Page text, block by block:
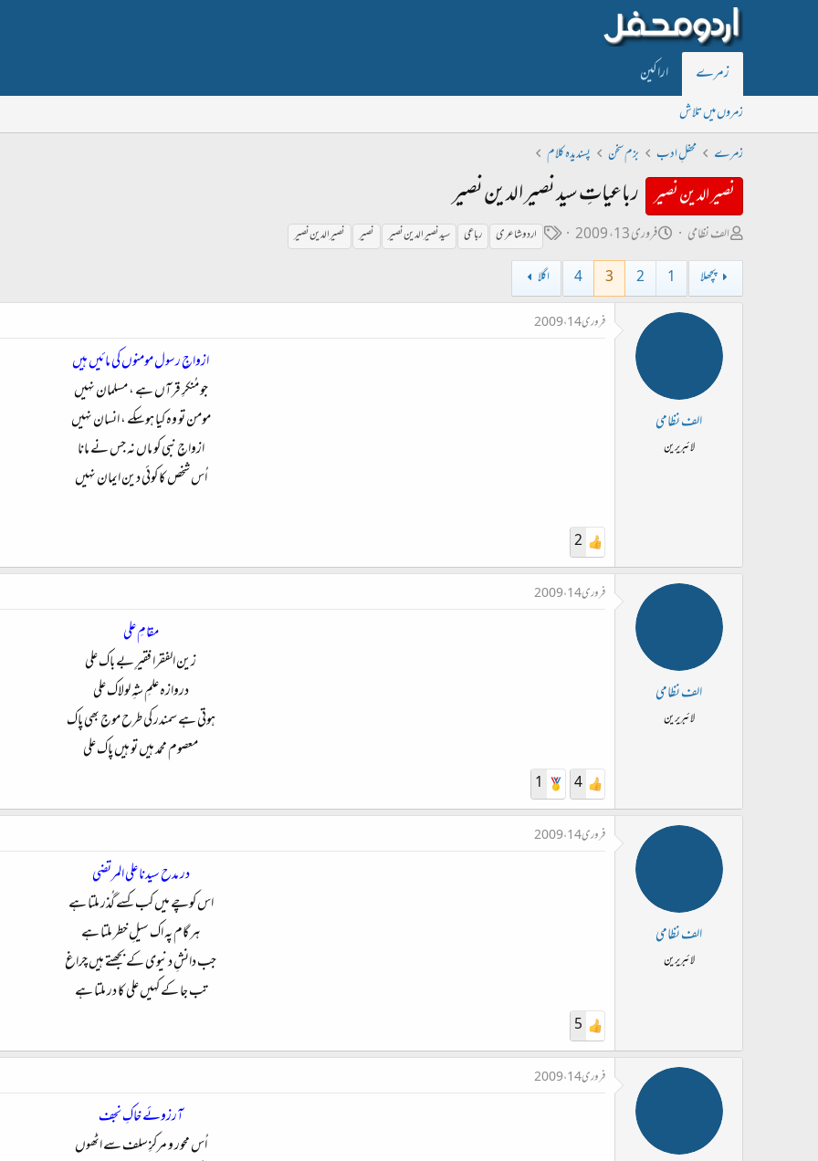
زمرے اراکین
زمروں میں تلاش
زمرے
محفلِ ادب بزم سخن پسندیدہ کلام
نصیر الدین نصیر رباعیاتِ سید نصیر الدین نصیر
ص
ا
ح
الف نظامی
ت
ا
ب
ت
فروری 13، 2009
ی
گ
اردو شاعری رباعی سید نصیر الدین نصیر نصیر نصیر الدین نصیر
پچھلا 1
2
3
4 اگلا
الف نظامی
لائبریرین
فروری 14، 2009
ازواجِ رسول مومنوں کی مائیں ہیں
جو مُنکرِ قرآں ہے ، مسلمان نہیں
مومن تو وہ کیا ہوسکے ، انسان نہیں
ازواجِ نبی کو ماں نہ جس نے مانا
اُس شخص کا کوئی دین ایمان نہیں
2
الف نظامی
لائبریرین
فروری 14، 2009
مقامِ علی
زین الفقرا فقیرِ بے باک علی
دروازہ علمِ شہِ لولاک علی
ہوتی ہے سمندر کی طرح موج بھی پاک
معصوم محمد ہیں تو ہیں پاک علی​
4
1
الف نظامی
لائبریرین
فروری 14، 2009
در مدح سیدنا علی المرتضی
اس کوچے میں کب کسے گُذر ملتا ہے
ہر گام پہ اک سیلِ خطر ملتا ہے
جب دانشِ دنیوی کے بجھتے ہیں چراغ
تب جا کے کہیں علی کا در ملتا ہے​
5
فروری 14، 2009
آرزوئے خاکِ نجف
اُس محور و مرکزِ سلف سے اٹھوں